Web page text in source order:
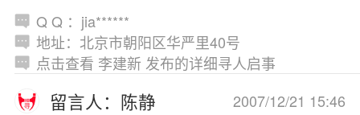
Q Q ：jia******
地址：北京市朝阳区华严里40号
点击查看 李建新 发布的详细寻人启事
2007/12/21 15:46
留言人：陈静